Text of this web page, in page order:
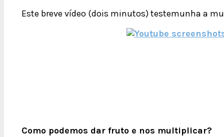
Este breve vídeo (dois minutos) testemunha a
Como podemos dar fruto e nos multiplicar?